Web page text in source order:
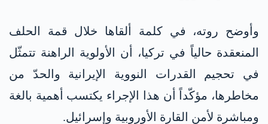
وأوضح روته، في كلمة ألقاها خلال قمة الحلف
المنعقدة حالياً في تركيا، أن الأولوية الراهنة تتمثّل
في تحجيم القدرات النووية الإيرانية والحدّ من
مخاطرها، مؤكّداً أن هذا الإجراء يكتسب أهمية بالغة
ومباشرة لأمن القارة الأوروبية وإسرائيل.